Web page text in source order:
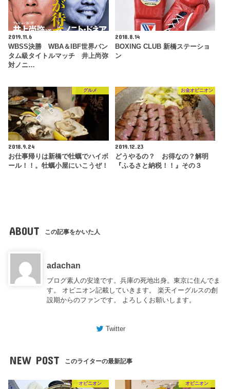
2019.11.6
WBSS決勝 WBA＆IBF世界バン
タム級タイトルマッチ 井上尚弥
対ノニ…
2018.8.14
BOXING CLUB 新橋ステーショ
ン
グルメ
2018.9.24
お仕事帰りは新橋で牡蠣でハイボ
ール！！。牡蠣小屋にいこうぜ！
お金オピニオン
2019.12.23
どうやるの？ お得なの？解明
『ふるさと納税！！』その３
ABOUT この記事をかいた人
adachan
ブログ素人の安達です。兵庫の死地出身。東京に住んでま
す。 オピニオン記載していきます。 楽天イーグルスの創
設期からのファンです。 よろしくお願いします。
Twitter
NEW POST このライターの最新記事
オピニオン オピニオン